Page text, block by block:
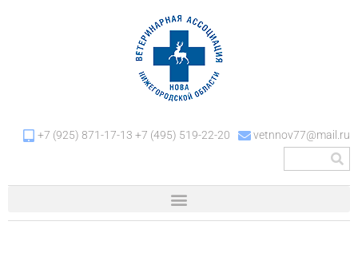
+7 (925) 871-17-13 +7 (495) 519-22-20 vetnnov77@mail.ru